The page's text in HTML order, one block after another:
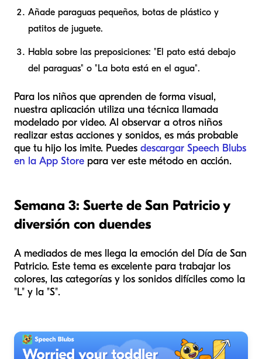
Añade paraguas pequeños, botas de plástico y
patitos de juguete.
Habla sobre las preposiciones: "El pato está debajo
del paraguas" o "La bota está en el agua".
Para los niños que aprenden de forma visual,
nuestra aplicación utiliza una técnica llamada
modelado por video. Al observar a otros niños
realizar estas acciones y sonidos, es más probable
que tu hijo los imite. Puedes descargar Speech Blubs
en la App Store para ver este método en acción.
Semana 3: Suerte de San Patricio y
diversión con duendes
A mediados de mes llega la emoción del Día de San
Patricio. Este tema es excelente para trabajar los
colores, las categorías y los sonidos difíciles como la
"L" y la "S".